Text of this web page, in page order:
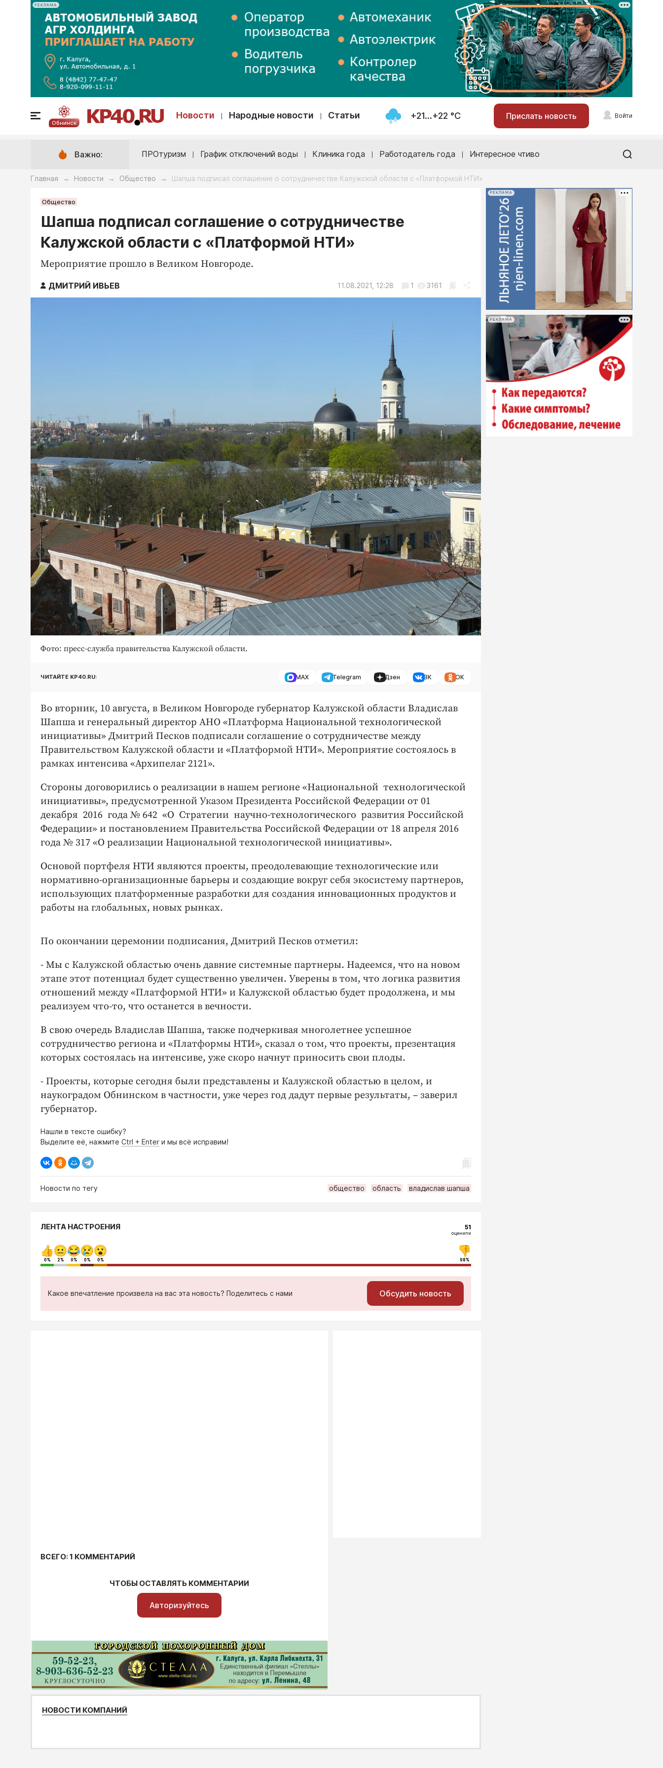
РЕКЛАМА
Обнинск
Новости Народные новости Статьи +21...+22 °С Прислать новость Войти
Важно: ПРОтуризм График отключений воды Клиника года Работодатель года Интересное чтиво
Главная → Новости → Общество → Шапша подписал соглашение о сотрудничестве Калужской области с «Платформой НТИ»
Общество
Шапша подписал соглашение о сотрудничестве
Калужской области с «Платформой НТИ»
Мероприятие прошло в Великом Новгороде.
ДМИТРИЙ ИВЬЕВ 11.08.2021, 12:28 1 3161
Фото: пресс-служба правительства Калужской области.
ЧИТАЙТЕ KP40.RU: MAX Telegram Дзен ВК ОК
Во вторник, 10 августа, в Великом Новгороде губернатор Калужской области Владислав
Шапша и генеральный директор АНО «Платформа Национальной технологической
инициативы» Дмитрий Песков подписали соглашение о сотрудничестве между
Правительством Калужской области и «Платформой НТИ». Мероприятие состоялось в
рамках интенсива «Архипелаг 2121».
Стороны договорились о реализации в нашем регионе «Национальной технологической
инициативы», предусмотренной Указом Президента Российской Федерации от 01
декабря 2016 года № 642 «О Стратегии научно-технологического развития Российской
Федерации» и постановлением Правительства Российской Федерации от 18 апреля 2016
года № 317 «О реализации Национальной технологической инициативы».
Основой портфеля НТИ являются проекты, преодолевающие технологические или
нормативно-организационные барьеры и создающие вокруг себя экосистему партнеров,
использующих платформенные разработки для создания инновационных продуктов и
работы на глобальных, новых рынках.
По окончании церемонии подписания, Дмитрий Песков отметил:
- Мы с Калужской областью очень давние системные партнеры. Надеемся, что на новом
этапе этот потенциал будет существенно увеличен. Уверены в том, что логика развития
отношений между «Платформой НТИ» и Калужской областью будет продолжена, и мы
реализуем что-то, что останется в вечности.
В свою очередь Владислав Шапша, также подчеркивая многолетнее успешное
сотрудничество региона и «Платформы НТИ», сказал о том, что проекты, презентация
которых состоялась на интенсиве, уже скоро начнут приносить свои плоды.
- Проекты, которые сегодня были представлены и Калужской областью в целом, и
наукоградом Обнинском в частности, уже через год дадут первые результаты, – заверил
губернатор.
Нашли в тексте ошибку?
Выделите её, нажмите Ctrl + Enter и мы всё исправим!
Новости по тегу общество область владислав шапша
РЕКЛАМА
РЕКЛАМА
ЛЕНТА НАСТРОЕНИЯ 51
оценили
0% 2% 0% 0% 0% 98%
Какое впечатление произвела на вас эта новость? Поделитесь с нами Обсудить новость
ВСЕГО: 1 КОММЕНТАРИЙ
ЧТОБЫ ОСТАВЛЯТЬ КОММЕНТАРИИ
Авторизуйтесь
НОВОСТИ КОМПАНИЙ